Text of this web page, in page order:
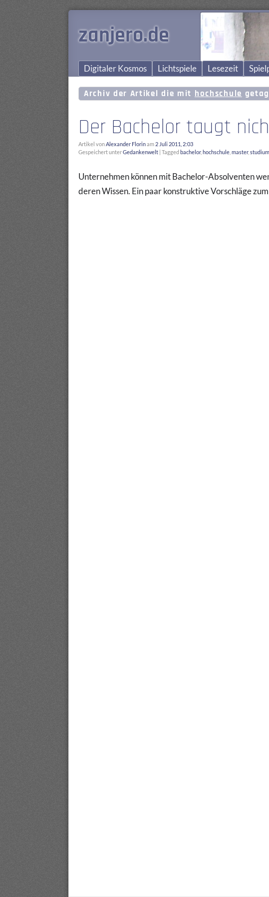
zanjero.de
Digitaler Kosmos Lichtspiele Lesezeit
Archiv der Artikel die mit hochschule
Der Bachelor taugt
Artikel vonAlexander Florinam 2 Juli 2011, 2:03
Gespeichert unterGedankenwelt | Taggedbachelor, hochschule master, studium
Unternehmen können mit Bachelor-Absolventen
deren Wissen. Ein paar konstruktive Vorschläge